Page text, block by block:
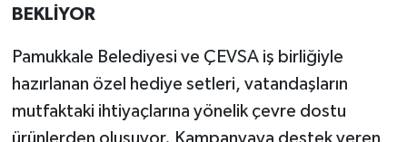
BEKLİYOR
Pamukkale Belediyesi ve ÇEVSA iş birliğiyle
hazırlanan özel hediye setleri, vatandaşların
mutfaktaki ihtiyaçlarına yönelik çevre dostu
ürünlerden oluşuyor. Kampanyaya destek veren